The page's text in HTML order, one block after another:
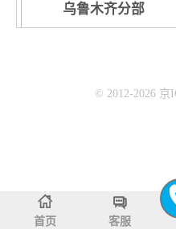
乌鲁木齐分部
校区二：乌鲁木齐天山区国
联系电话：4006558808
地址：武威市凉州区天一时
首页 客服
© 2012-2026 京